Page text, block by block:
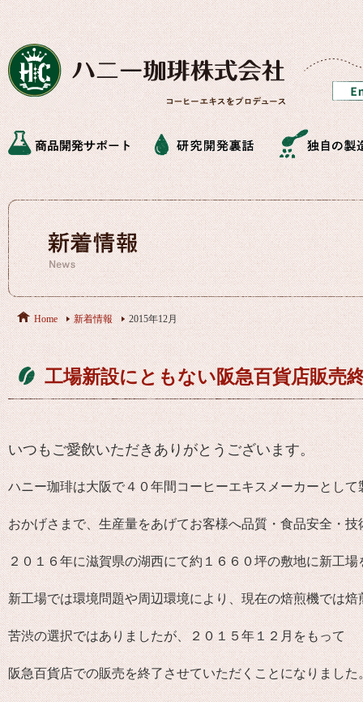
Home 新着情報 2015年12月
工場新設にともない阪急百貨店販売
いつもご愛飲いただきありがとうございます。
ハニー珈琲は大阪で４０年間コーヒーエキスメーカーとして
おかげさまで、生産量をあげてお客様へ品質・食品安全・
２０１６年に滋賀県の湖西にて約１６６０坪の敷地に新工
新工場では環境問題や周辺環境により、現在の焙煎機では
苦渋の選択ではありましたが、２０１５年１２月をもって
阪急百貨店での販売を終了させていただくことになりました